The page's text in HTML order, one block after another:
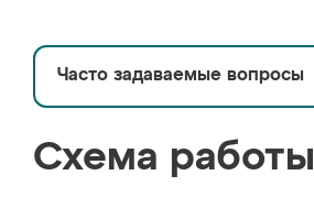
Часто задаваемые вопросы
Схема работы